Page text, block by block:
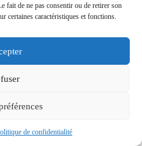
fait de ne pas consentir ou de retirer son
certaines caractéristiques et fonctions.
de confidentialité
présent article, que les bains
destinés à une utilisation
être considérés comme
en bas âge. L’utilisation du
Les modèles définis
de la surveillance continue
en cas d’accident de